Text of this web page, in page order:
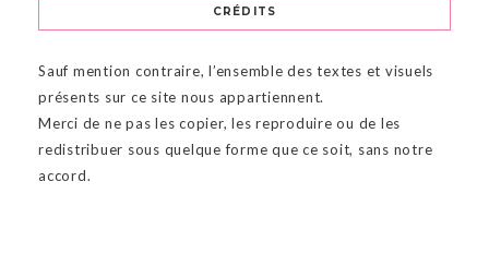
CRÉDITS
Sauf mention contraire, l’ensemble des textes et visuels
présents sur ce site nous appartiennent.
Merci de ne pas les copier, les reproduire ou de les
redistribuer sous quelque forme que ce soit, sans notre
accord.